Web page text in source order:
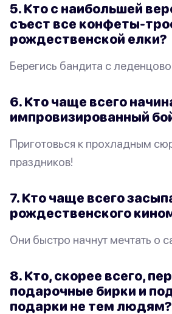
5. Кто с наибольшей
съест все конфеты-
рождественской елки?
Берегись бандита с
6. Кто чаще всего
импровизированный
Приготовься к прохладным
праздников!
7. Кто чаще всего
рождественского
Они быстро начнут мечтать о
8. Кто, скорее всего,
подарочные бирки и
подарки не тем людям?